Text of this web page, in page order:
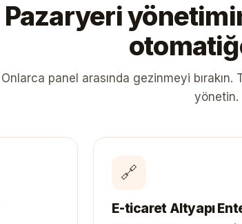
Pazaryeri
Onlarca panel arasında gezinmeyi
yönetin.
🔗
E-ticaret Altyapı